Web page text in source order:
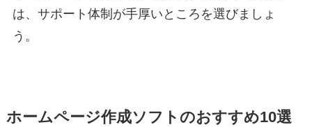
は、サポート体制が手厚いところを選びましょ
う。
ホームページ作成ソフトのおすすめ10選